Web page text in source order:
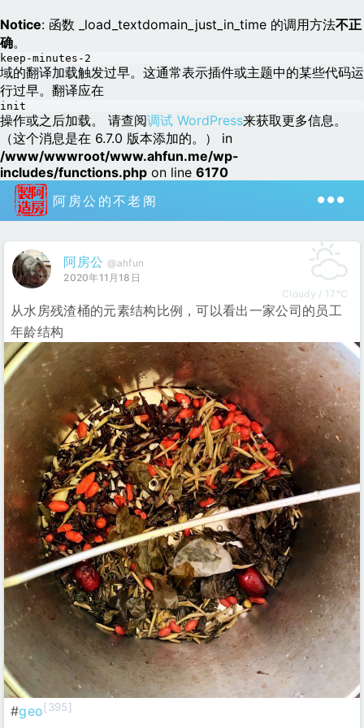
Notice: 函数 _load_textdomain_just_in_time 的调用方法不正
确。
keep-minutes-2
域的翻译加载触发过早。这通常表示插件或主题中的某些代码运
行过早。翻译应在
init
操作或之后加载。 请查阅调试 WordPress来获取更多信息。
（这个消息是在 6.7.0 版本添加的。） in
/www/wwwroot/www.ahfun.me/wp-
includes/functions.php on line 6170
阿房公的不老阁
阿房公 @ahfun
2020年11月18日
Cloudy / 17℃
从水房残渣桶的元素结构比例，可以看出一家公司的员工
年龄结构
#geo[395]